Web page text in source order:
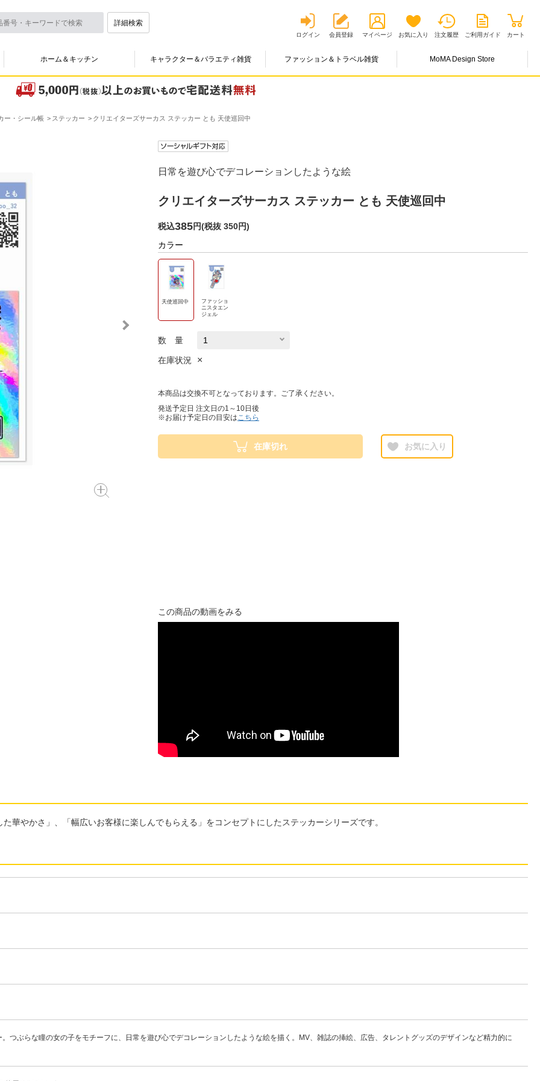
詳細検索
ログイン 会員登録 マイページ お気に入り 注文履歴 ご利用ガイド カート
ホーム＆キッチン キャラクター＆バラエティ雑貨 ファッション＆トラベル雑貨 MoMA Design Store
ー・シール帳 ステッカー クリエイターズサーカス ステッカー とも 天使巡回中
日常を遊び心でデコレーションしたような絵
クリエイターズサーカス ステッカー とも 天使巡回中
税込385円(税抜 350円)
カラー
天使巡回中
ファッショ
ニスタエン
ジェル
数 量
在庫状況 ×
本商品は交換不可となっております。ご了承ください。
発送予定日 注文日の1～10日後
※お届け予定日の目安はこちら
在庫切れ お気に入り
この商品の動画をみる
華やかさ」、「幅広いお客様に楽しんでもらえる」をコンセプトにしたステッカーシリーズです。
つぶらな瞳の女の子をモチーフに、日常を遊び心でデコレーションしたような絵を描く。MV、雑誌の挿絵、広告、タレントグッズのデザインなど精力的に